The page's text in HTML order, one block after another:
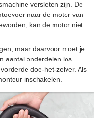
versleten zijn. De
naar de motor van
kan de motor niet
maar daarvoor moet je
aantal onderdelen los
doe-het-zelver. Als
inschakelen.